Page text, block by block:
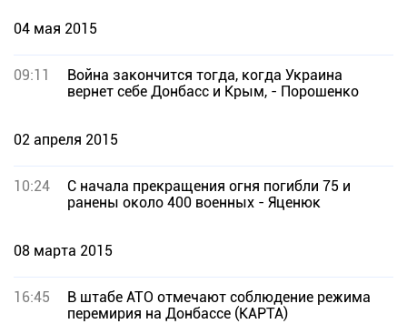
04 мая 2015
09:11
Война закончится тогда, когда Украина
вернет себе Донбасс и Крым, - Порошенко
02 апреля 2015
10:24
С начала прекращения огня погибли 75 и
ранены около 400 военных - Яценюк
08 марта 2015
16:45
В штабе АТО отмечают соблюдение режима
перемирия на Донбассе (КАРТА)